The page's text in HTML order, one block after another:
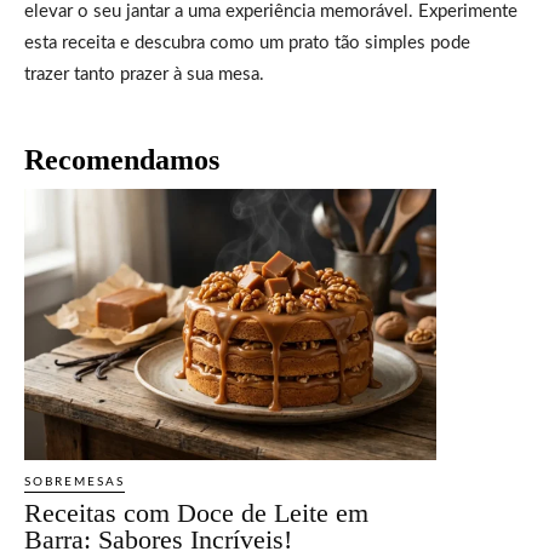
elevar o seu jantar a uma experiência memorável. Experimente
esta receita e descubra como um prato tão simples pode
trazer tanto prazer à sua mesa.
Recomendamos
SOBREMESAS
Receitas com Doce de Leite em
Barra: Sabores Incríveis!